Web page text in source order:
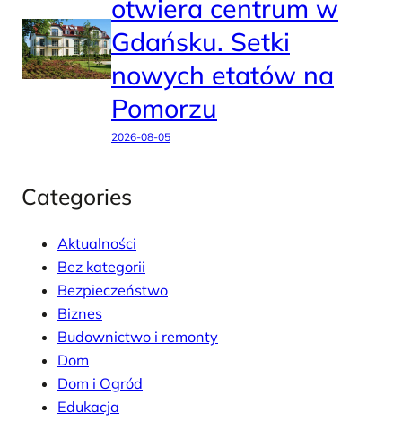
otwiera centrum w
Gdańsku. Setki
nowych etatów na
Pomorzu
2026-08-05
Categories
Aktualności
Bez kategorii
Bezpieczeństwo
Biznes
Budownictwo i remonty
Dom
Dom i Ogród
Edukacja